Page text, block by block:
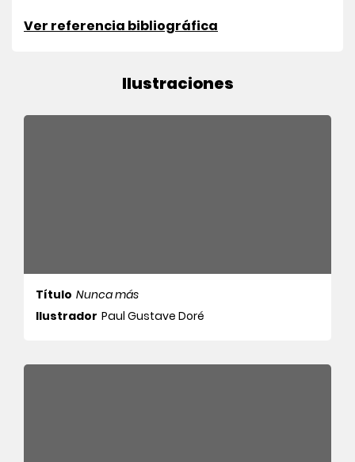
Ver referencia bibliográfica
Ilustraciones
Título Nunca más
Ilustrador Paul Gustave Doré